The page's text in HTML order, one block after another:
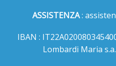
ASSISTENZA:
IBAN :
Lombardi Maria